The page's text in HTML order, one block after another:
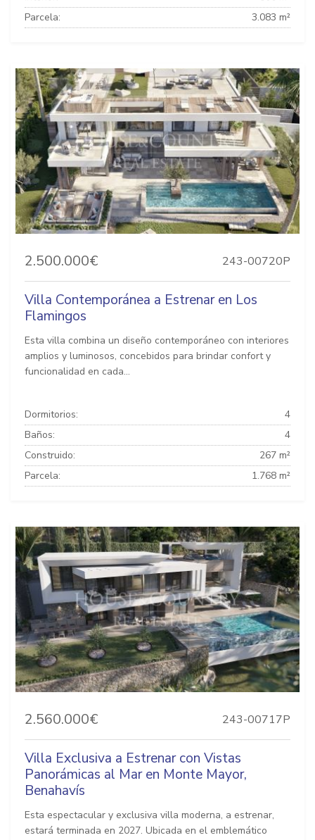
Parcela:
3.083 m²
2.500.000€ 243-00720P
Villa Contemporánea a Estrenar en Los
Flamingos
Esta villa combina un diseño contemporáneo con interiores
amplios y luminosos, concebidos para brindar confort y
funcionalidad en cada...
Dormitorios:
4
Baños:
4
Construido:
267 m²
Parcela:
1.768 m²
2.560.000€ 243-00717P
Villa Exclusiva a Estrenar con Vistas
Panorámicas al Mar en Monte Mayor,
Benahavís
Esta espectacular y exclusiva villa moderna, a estrenar,
estará terminada en 2027. Ubicada en el emblemático